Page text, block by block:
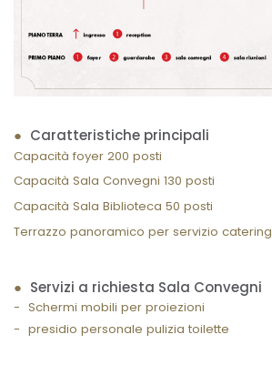
Caratteristiche principali
Capacità foyer 200 posti
Capacità Sala Convegni 130 posti
Capacità Sala Biblioteca 50 posti
Terrazzo panoramico per servizio catering
Servizi a richiesta Sala Convegni
Schermi mobili per proiezioni
presidio personale pulizia toilette